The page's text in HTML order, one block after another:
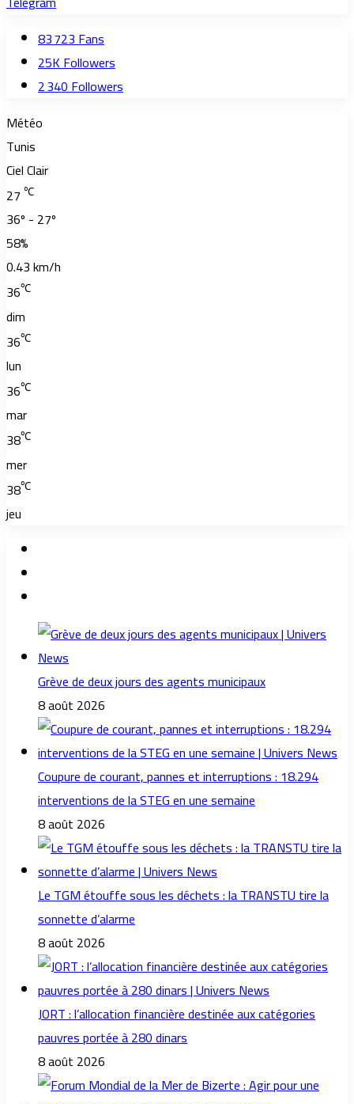
83 723Fans
25KFollowers
2 340Followers
Météo
Tunis
Ciel Clair
27 ℃
36º - 27º
58%
0.43 km/h
36℃
dim
36℃
lun
36℃
mar
38℃
mer
38℃
jeu
Grève de deux jours des agents municipaux
8 août 2026
Coupure de courant, pannes et interruptions : 18.294
interventions de la STEG en une semaine
8 août 2026
Le TGM étouffe sous les déchets : la TRANSTU tire la
sonnette d’alarme
8 août 2026
JORT : l’allocation financière destinée aux catégories
pauvres portée à 280 dinars
8 août 2026